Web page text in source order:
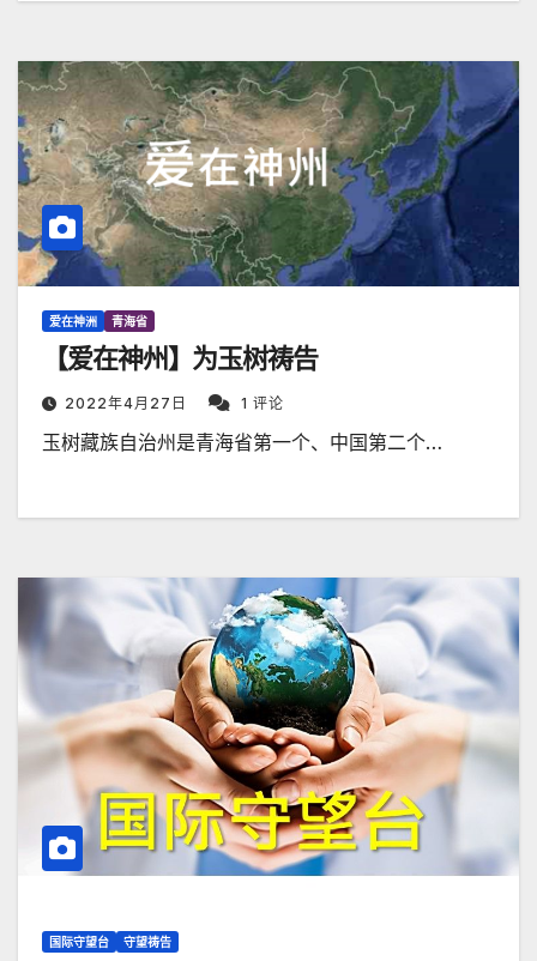
爱在神洲 青海省
【爱在神州】为玉树祷告
2022年4月27日 1 评论
玉树藏族自治州是青海省第一个、中国第二个…
国际守望台 守望祷告